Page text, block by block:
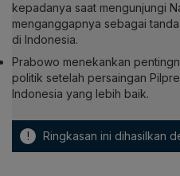
kepadanya saat mengunjungi
menganggapnya sebagai
di Indonesia.
Prabowo menekankan
politik setelah persaingan
Indonesia yang lebih baik.
! Ringkasan ini dihasilkan